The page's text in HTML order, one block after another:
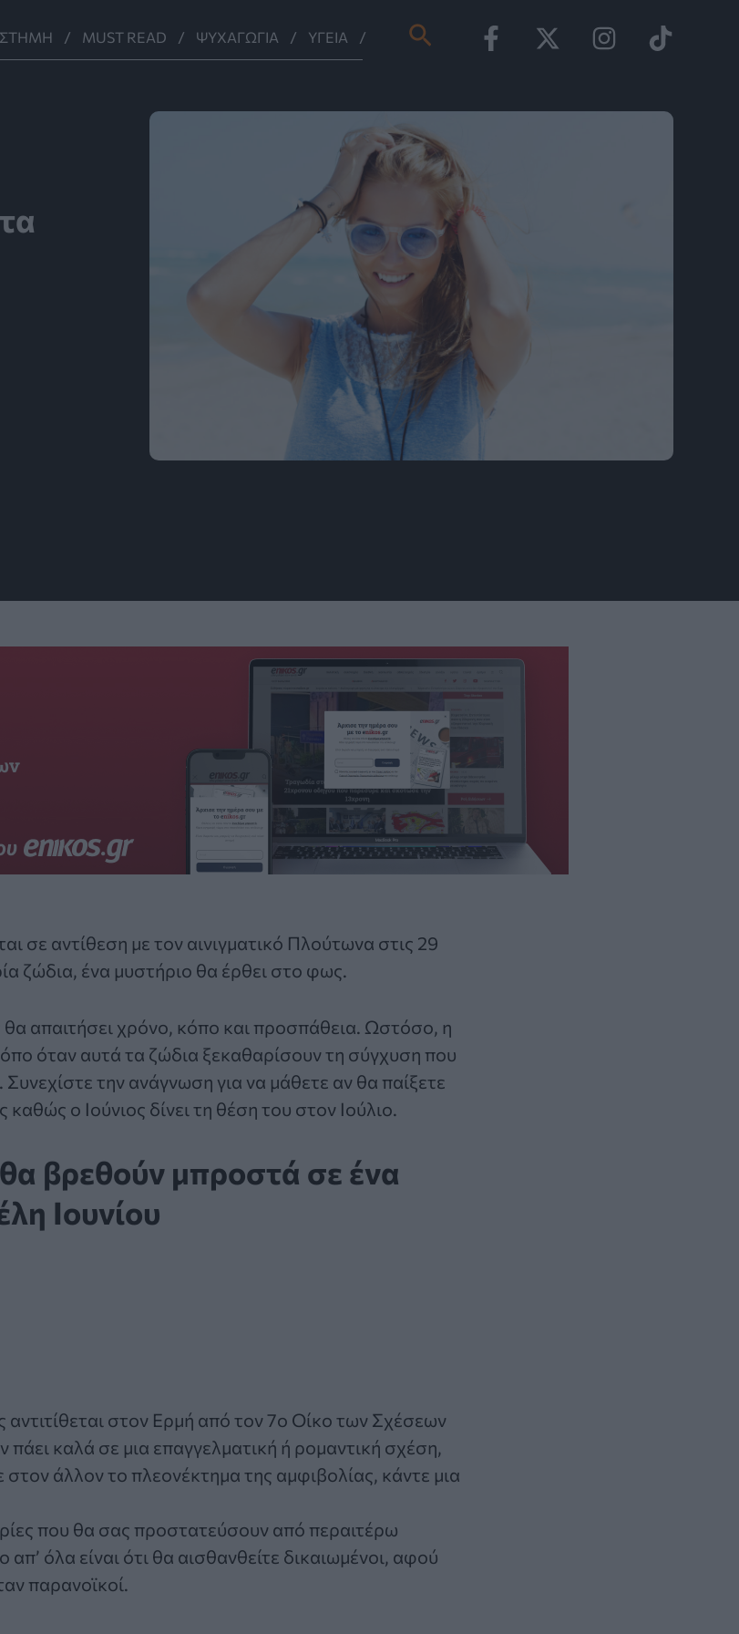
MUST READ ΨΥΧΑΓΩΓΊΑ ΥΓΕΊΑ Αναζήτηση
σε αντίθεση με τον αινιγματικό Πλούτωνα στις 29
ζώδια, ένα μυστήριο θα έρθει στο φως.
απαιτήσει χρόνο, κόπο και προσπάθεια. Ωστόσο, η
όταν αυτά τα ζώδια ξεκαθαρίσουν τη σύγχυση που
την ανάγνωση για να μάθετε αν θα παίξετε
ο Ιούνιος δίνει τη θέση του στον Ιούλιο.
βρεθούν μπροστά σε ένα
Ιουνίου
στον Ερμή από τον 7ο Οίκο των Σχέσεων
πάει καλά σε μια επαγγελματική ή ρομαντική σχέση,
στον άλλον το πλεονέκτημα της αμφιβολίας, κάντε μια
που θα σας προστατεύσουν από περαιτέρω
όλα είναι ότι θα αισθανθείτε δικαιωμένοι, αφού
παρανοϊκοί.